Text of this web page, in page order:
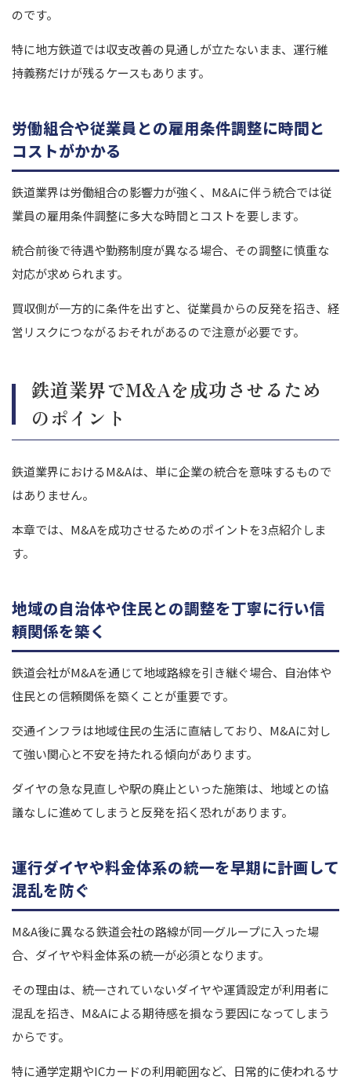
のです。
特に地方鉄道では収支改善の見通しが立たないまま、運行維
持義務だけが残るケースもあります。
労働組合や従業員との雇用条件調整に時間と
コストがかかる
鉄道業界は労働組合の影響力が強く、M&Aに伴う統合では従
業員の雇用条件調整に多大な時間とコストを要します。
統合前後で待遇や勤務制度が異なる場合、その調整に慎重な
対応が求められます。
買収側が一方的に条件を出すと、従業員からの反発を招き、経
営リスクにつながるおそれがあるので注意が必要です。
鉄道業界でM&Aを成功させるため
のポイント
鉄道業界におけるM&Aは、単に企業の統合を意味するもので
はありません。
本章では、M&Aを成功させるためのポイントを3点紹介しま
す。
地域の自治体や住民との調整を丁寧に行い信
頼関係を築く
鉄道会社がM&Aを通じて地域路線を引き継ぐ場合、自治体や
住民との信頼関係を築くことが重要です。
交通インフラは地域住民の生活に直結しており、M&Aに対し
て強い関心と不安を持たれる傾向があります。
ダイヤの急な見直しや駅の廃止といった施策は、地域との協
議なしに進めてしまうと反発を招く恐れがあります。
運行ダイヤや料金体系の統一を早期に計画して
混乱を防ぐ
M&A後に異なる鉄道会社の路線が同一グループに入った場
合、ダイヤや料金体系の統一が必須となります。
その理由は、統一されていないダイヤや運賃設定が利用者に
混乱を招き、M&Aによる期待感を損なう要因になってしまう
からです。
特に通学定期やICカードの利用範囲など、日常的に使われるサ